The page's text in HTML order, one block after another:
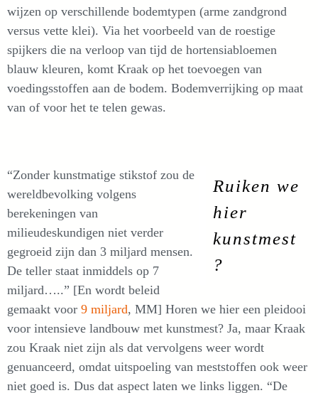
wijzen op verschillende bodemtypen (arme zandgrond
versus vette klei). Via het voorbeeld van de roestige
spijkers die na verloop van tijd de hortensiabloemen
blauw kleuren, komt Kraak op het toevoegen van
voedingsstoffen aan de bodem. Bodemverrijking op maat
van of voor het te telen gewas.
Ruiken we
hier
kunstmest
?
“Zonder kunstmatige stikstof zou de
wereldbevolking volgens
berekeningen van
milieudeskundigen niet verder
gegroeid zijn dan 3 miljard mensen.
De teller staat inmiddels op 7
miljard…..” [En wordt beleid
gemaakt voor 9 miljard, MM] Horen we hier een pleidooi
voor intensieve landbouw met kunstmest? Ja, maar Kraak
zou Kraak niet zijn als dat vervolgens weer wordt
genuanceerd, omdat uitspoeling van meststoffen ook weer
niet goed is. Dus dat aspect laten we links liggen. “De